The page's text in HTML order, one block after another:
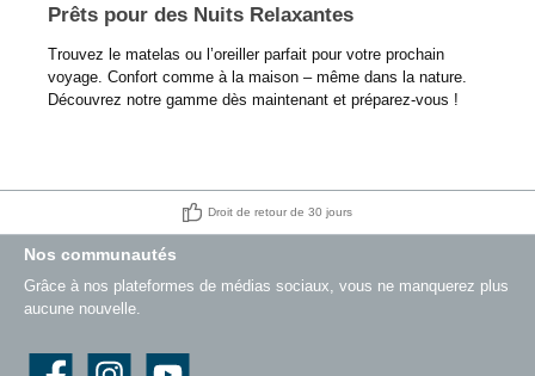
Prêts pour des Nuits Relaxantes
Trouvez le matelas ou l’oreiller parfait pour votre prochain
voyage. Confort comme à la maison – même dans la nature.
Découvrez notre gamme dès maintenant et préparez-vous !
Droit de retour de 30 jours
Nos communautés
Grâce à nos plateformes de médias sociaux, vous ne manquerez plus
aucune nouvelle.